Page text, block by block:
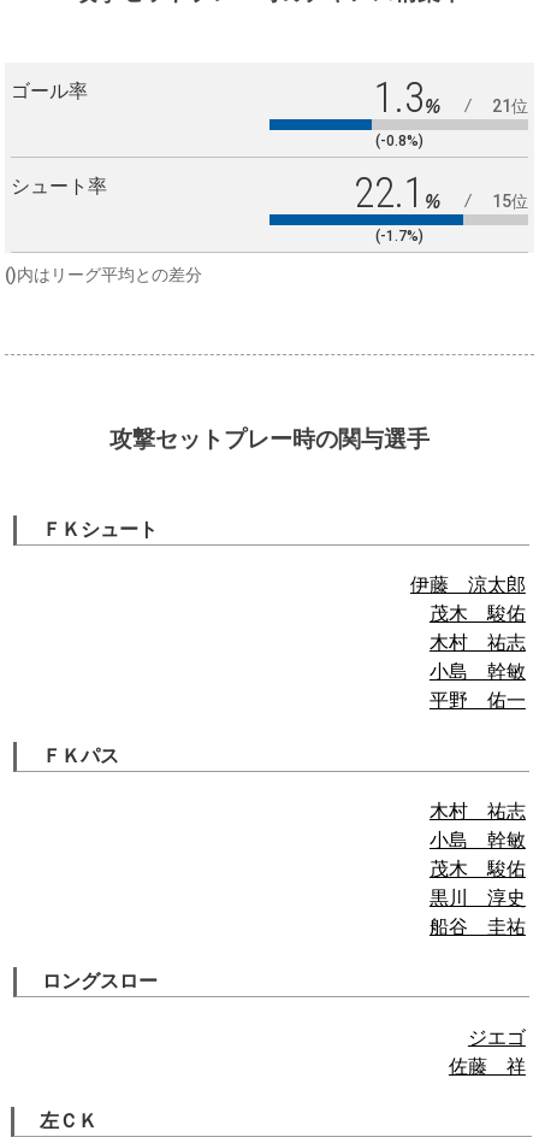
ゴール率 1.3% 21位
(-0.8%)
シュート率 22.1 % 15位
(-1.7%)
()内はリーグ平均との差分
攻撃セットプレー時の関与選手
ＦＫシュート
伊藤 涼太郎
茂木 駿佑
木村 祐志
小島 幹敏
平野 佑一
ＦＫパス
木村 祐志
小島 幹敏
茂木 駿佑
黒川 淳史
船谷 圭祐
ロングスロー
ジエゴ
佐藤 祥
左ＣＫ